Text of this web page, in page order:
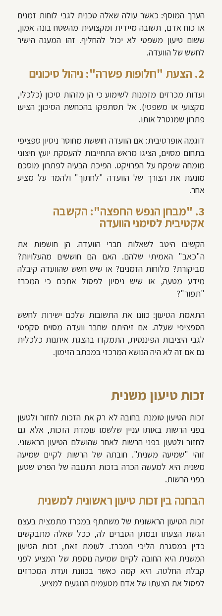
הערך המוסף: כאשר עולה שאלה טכנית לגבי לוחות זמנים
או כוח אדם, תשובה מיידית ומקצועית מהשטח בונה אמון,
ששום טיעון משפטי לא יכול להחליף. זהו המענה הישיר
לחשש של הוועדה.
2. הצעת "חלופות פשרה": ניהול סיכונים
ועדות מכרזים מזמנות לשימוע כי הן מזהות סיכון (כלכלי,
מקצועי או משפטי). אל תסתפקו בהכחשת הסיכון; הציעו
פתרון שמנטרל אותו.
דוגמה אופרטיבית: אם הוועדה חוששת מחוסר ניסיון ספציפי
בתחום מסוים, הציגו מראש התחייבות להעסקת יועץ חיצוני
מומחה שיפקח על הפרויקט. הפיכת הבעיה לפתרון מוסכם
מונעת את הצורך של הוועדה "לחתוך" ולהמר על מציע
אחר.
3. "מבחן הנפש החפצה": הקשבה
אקטיבית לסימני הוועדה
הקשיבו היטב לשאלות חברי הוועדה. הן חושפות את
ה"כאב" האמיתי שלהם. האם הם חוששים מהעלויות?
מביקורת? מלוחות הזמנים? או שיש חשש שהוועדה קיבלה
מידע מטעה, או שיש ניסיון לפסול אתכם כי המכרז
"תפור"?
התאמת הטיעון: כוונו את התשובות שלכם ישירות לחשש
הספציפי שעלה. אם זיהיתם שחבר וועדה מסוים סקפטי
לגבי היציבות הפיננסית, התמקדו בהצגת איתנות כלכלית
גם אם זה לא היה הנושא המרכזי במכתב הזימון.
זכות טיעון משנית
זכות הטיעון טומנת בחובה לא רק את הזכות לחזור ולטעון
בפני הרשות באותו עניין שלשמו עומדת הזכות, אלא גם
לחזור ולטעון בפני הרשות לאחר שהושלם הטיעון הראשוני.
זוהי "שמיעה משנית". חובתה של הרשות לקיים שמיעה
משנית היא למעשה הכרה בזכות התגובה של הפרט שטען
בפני הרשות.
הבחנה בין זכות טיעון ראשונית למשנית
זכות הטיעון הראשונית של משתתף במכרז מתמצית בעצם
הגשת הצעתו ובמתן הסברים לה, ככל שאלה מתבקשים
כדין במסגרת הליכי המכרז. לעומת זאת, זכות הטיעון
המשנית היא החובה לקיים שמיעה נוספת של המציע לפני
קבלת החלטה. היא קמה כאשר בכוונת ועדת המכרזים
לפסול את הצעתו של אדם מטעמים הנוגעים למציע.